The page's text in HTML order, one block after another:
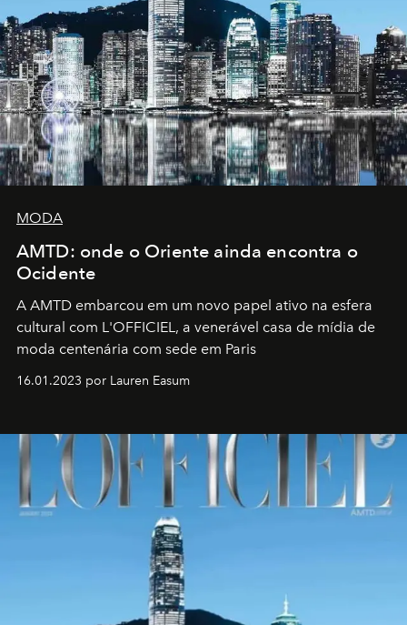
MODA
AMTD: onde o Oriente ainda encontra o
Ocidente
A AMTD embarcou em um novo papel ativo na esfera
cultural com L'OFFICIEL, a venerável casa de mídia de
moda centenária com sede em Paris
16.01.2023 por Lauren Easum